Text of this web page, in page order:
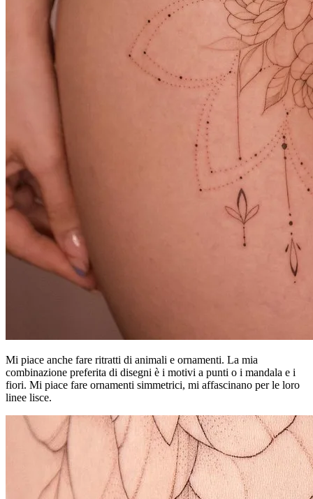
Mi piace anche fare ritratti di animali e ornamenti. La mia
combinazione preferita di disegni è i motivi a punti o i mandala e i
fiori. Mi piace fare ornamenti simmetrici, mi affascinano per le loro
linee lisce.